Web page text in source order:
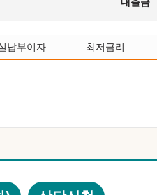
납부이자 최저금리